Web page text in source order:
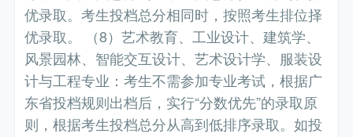
优录取。考生投档总分相同时，按照考生排位择
优录取。 （8）艺术教育、工业设计、建筑学、
风景园林、智能交互设计、艺术设计学、服装设
计与工程专业：考生不需参加专业考试，根据广
东省投档规则出档后，实行“分数优先”的录取原
则，根据考生投档总分从高到低排序录取。如投